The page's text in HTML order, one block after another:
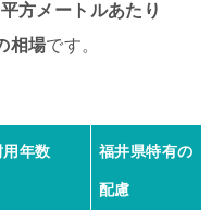
方メートルあたり
相場です。
用年数 福井県特有の
配慮